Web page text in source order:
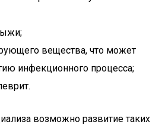
вещества, что может
инфекционного процесса;
возможно развитие таких